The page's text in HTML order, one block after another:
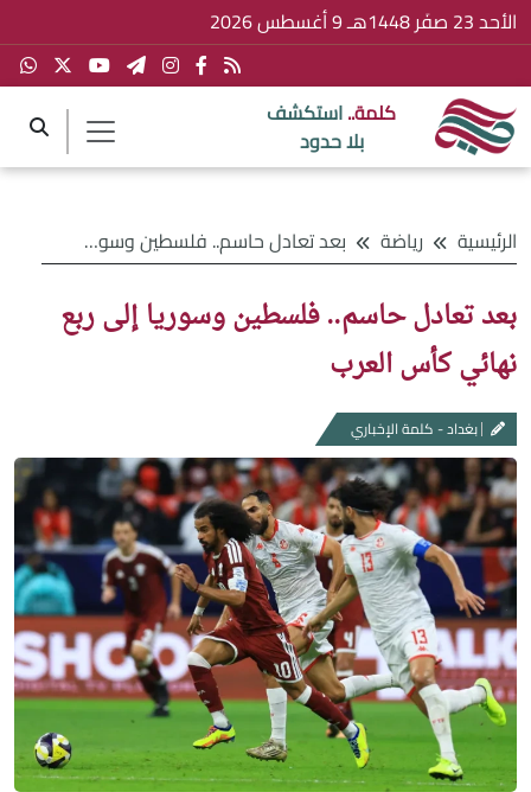
الأحد 23 صفَر 1448هـ 9 أغسطس 2026
كلمة..استكشف
بلا حدود
الرئيسية رياضة بعد تعادل حاسم.. فلسطين وسوريا إلى ربع نهائي كأس العرب
بعد تعادل حاسم.. فلسطين وسوريا إلى ربع
نهائي كأس العرب
بغداد - كلمة الإخباري